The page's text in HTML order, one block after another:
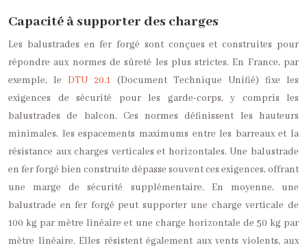
Capacité à supporter des charges
Les balustrades en fer forgé sont conçues et construites pour
répondre aux normes de sûreté les plus strictes. En France, par
exemple, leDTU 20.1 (Document Technique Unifié) fixe les
exigences de sécurité pour les garde-corps, y compris les
balustrades de balcon. Ces normes définissent les hauteurs
minimales, les espacements maximums entre les barreaux et la
résistance aux charges verticales et horizontales. Une balustrade
en fer forgé bien construite dépasse souvent ces exigences, offrant
une marge de sécurité supplémentaire. En moyenne, une
balustrade en fer forgé peut supporter une charge verticale de
100 kg par mètre linéaire et une charge horizontale de 50 kg par
mètre linéaire. Elles résistent également aux vents violents, aux